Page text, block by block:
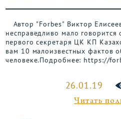
Автор "Forbes" Виктор
несправедливо мало говорится
первого секретаря ЦК КП
вам 10 малоизвестных фактов
человеке.Подробнее: https://
26.01.19
Читать